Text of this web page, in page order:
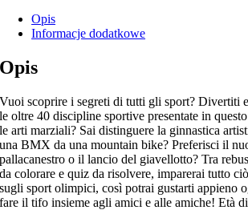
Opis
Informacje dodatkowe
Opis
Vuoi scoprire i segreti di tutti gli sport? Divertiti
le oltre 40 discipline sportive presentate in
le arti marziali? Sai distinguere la ginnastica
una BMX da una mountain bike? Preferisci il
pallacanestro o il lancio del giavellotto? Tra
da colorare e quiz da risolvere, imparerai tutto
sugli sport olimpici, così potrai gustarti appieno
fare il tifo insieme agli amici e alle amiche! Età